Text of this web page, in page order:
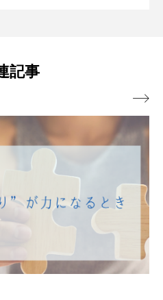
差・松坂マルシェ～
記事
